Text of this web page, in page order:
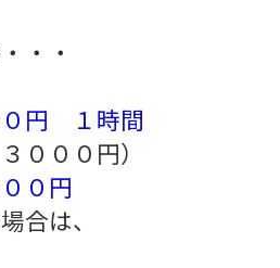
・・
０円 １時間
０００円）
０円
合は、